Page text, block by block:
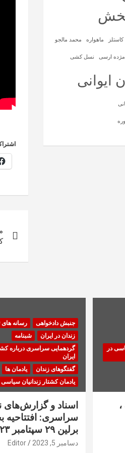
ماهواره‌ محمد مالجو
مژده ارسی نسل کشی
ایوانی
در
جنبش دادخواهی
رسانه
زندان در ایران
شبنامه
گردهمایی سراسری درباره
ایران
گفتگوهای زندان
یادمان ها
یادمان کشتار زندانیان
اسناد و گزارش‌های
سراسری: افتتاحیه
برلین ۲۹ سپتامبر ۲۰۲۳
دسامبر 5, 2023 Editor